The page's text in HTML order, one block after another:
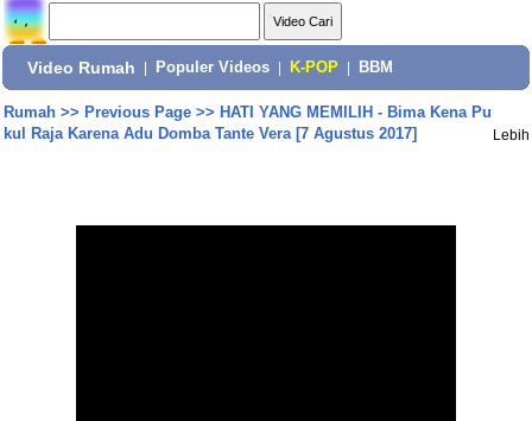
Video Rumah Populer Videos K-POP BBM
Rumah>> Previous Page>> HATI YANG MEMILIH - Bima Kena Pu
kul Raja Karena Adu Domba Tante Vera [7 Agustus 2017]
Lebih